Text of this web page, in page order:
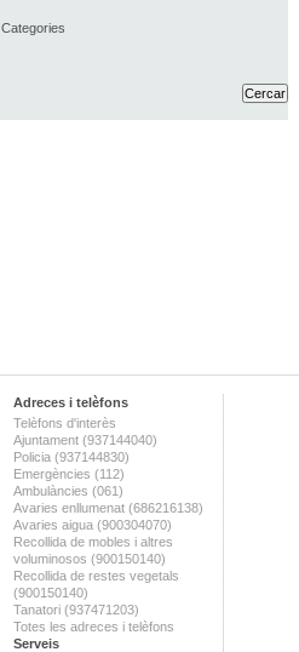
Categories
Adreces i telèfons
Telèfons d'interès
Ajuntament (937144040)
Policia (937144830)
Emergències (112)
Ambulàncies (061)
Avaries enllumenat (686216138)
Avaries aigua (900304070)
Recollida de mobles i altres
voluminosos (900150140)
Recollida de restes vegetals
(900150140)
Tanatori (937471203)
Totes les adreces i telèfons
Serveis